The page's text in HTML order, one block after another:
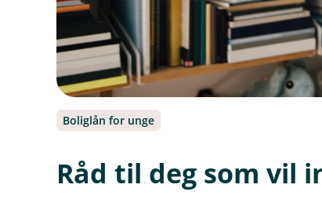
Boliglån for unge
Råd til deg som vil